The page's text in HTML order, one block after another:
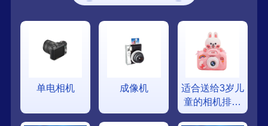
单电相机 成像机
适合送给3岁儿
童的相机排行
榜